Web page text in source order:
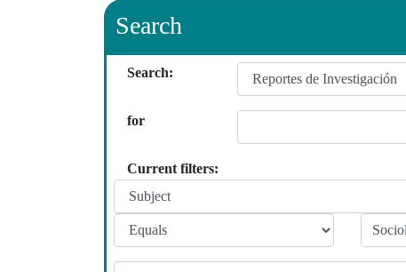
Search
Search:
for
Current filters: